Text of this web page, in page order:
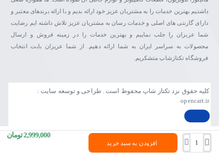
افزودن به سبد خرید
2,999,000 تومان
داشتیم بهترین خدمات را به مشتریان عزیز خود ارائه بدیم و با ارائه برندهای معتبر و
دارای گارنتی های اصلی و خدمات رسان به مشتریان عزیز تلاش داشته ایم رضایت
شما عزیزان را جلب نماییم و بهترین خدمات را در زمینه فروش و ارسال
محصولات به سراسر ایران به شما ارائه دهیم. از شما عزیزان بابت انتخاب
فروشگاه تکتازشاپ متشکریم.
کلیه حقوق نزد تکتاز شاپ محفوظ است . طراحی و توسعه سایت :
opencart.ir